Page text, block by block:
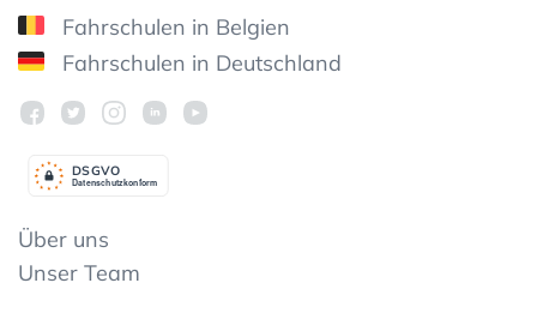
Fahrschulen in Belgien
Fahrschulen in Deutschland
Datenschutzkonform
DSGVO
Über uns
Unser Team